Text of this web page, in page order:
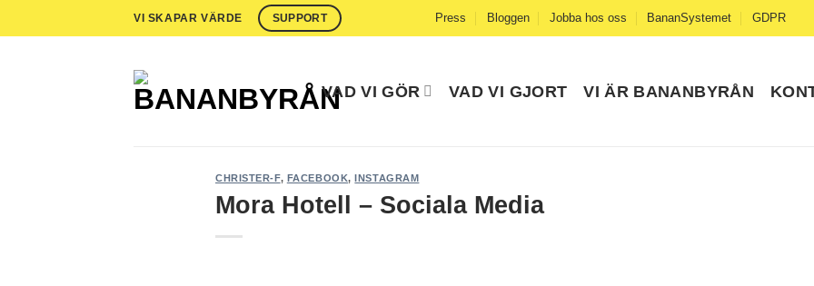
to
VI SKAPAR VÄRDE SUPPORT Press Bloggen Jobba hos oss BananSystemet GDPR
VAD VI GÖR VAD VI GJORT VI ÄR BANANBYRÅN
CHRISTER-F, FACEBOOK,INSTAGRAM
Mora Hotell – Sociala Media